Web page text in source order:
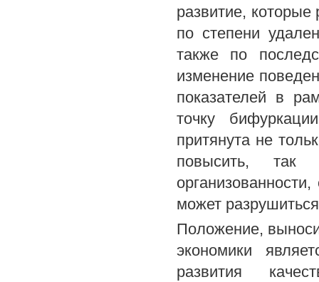
развитие,
по степени
также по
изменение
показателей в
точку
притянута не
повысить,
может
Положение,
экономики
развития